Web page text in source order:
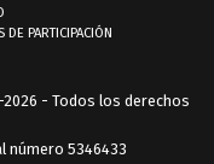
DE PARTICIPACIÓN
- Todos los derechos
número 5346433